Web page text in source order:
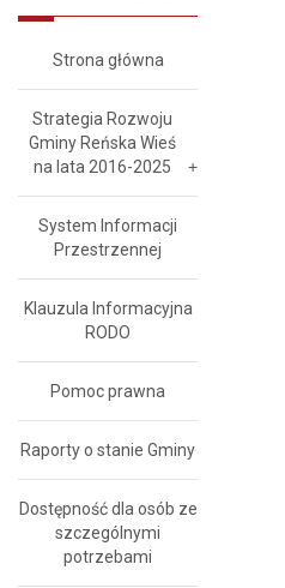
Strona główna
Strategia Rozwoju
Gminy Reńska Wieś
na lata 2016-2025
System Informacji
Przestrzennej
Klauzula Informacyjna
RODO
Pomoc prawna
Raporty o stanie Gminy
Dostępność dla osób ze
szczególnymi
potrzebami